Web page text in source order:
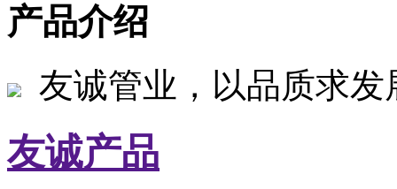
产品介绍
友诚管业，以品质求
友诚产品